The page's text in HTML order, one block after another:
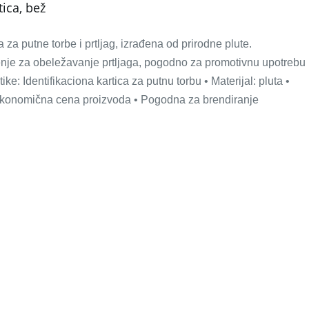
bež
za putne torbe i prtljag, izrađena od prirodne plute.
za obeležavanje prtljaga, pogodno za promotivnu upotrebu
Identifikaciona kartica za putnu torbu • Materijal: pluta •
cena proizvoda • Pogodna za brendiranje